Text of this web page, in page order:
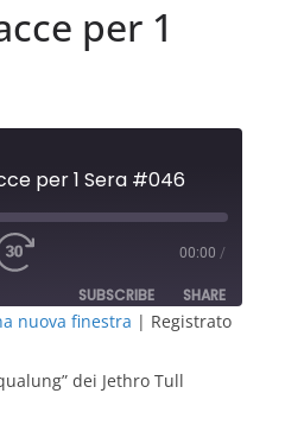
per 1
per 1 Sera #046
00:00 /
SUBSCRIBE SHARE
nuova finestra | Registrato
dei Jethro Tull